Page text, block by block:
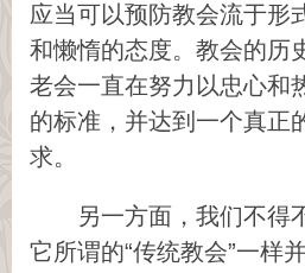
应当可以预防教会流于形
和懒惰的态度。教会的历
老会一直在努力以忠心和
的标准，并达到一个真正
求。
另一方面，我们不得
它所谓的“传统教会”一样